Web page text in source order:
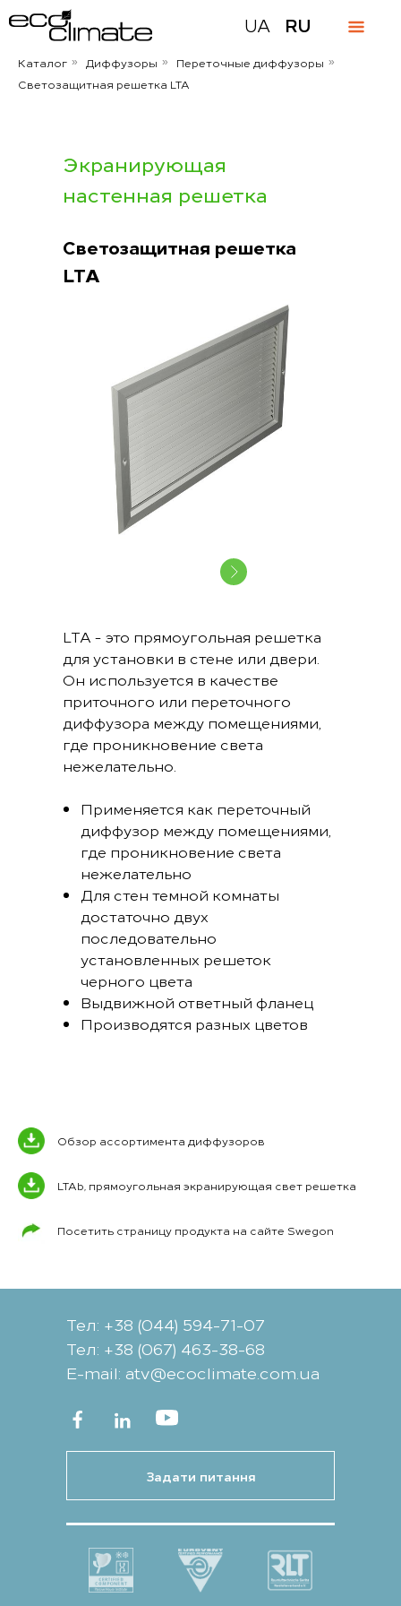
UA RU
Каталог » Диффузоры » Переточные диффузоры »
Светозащитная решетка LTA
Экранирующая
настенная решетка
Светозащитная решетка
LTA
LTA - это прямоугольная решетка
для установки в стене или двери.
Он используется в качестве
приточного или переточного
диффузора между помещениями,
где проникновение света
нежелательно.
Применяется как переточный
диффузор между помещениями,
где проникновение света
нежелательно
Для стен темной комнаты
достаточно двух
последовательно
установленных решеток
черного цвета
Выдвижной ответный фланец
Производятся разных цветов
Обзор ассортимента диффузоров
LTAb, прямоугольная экранирующая свет решетка
Посетить страницу продукта на сайте Swegon
Тел: +38 (044) 594-71-07
Тел: +38 (067) 463-38-68
Е-mail: atv@ecoclimate.com.ua
Задати питання